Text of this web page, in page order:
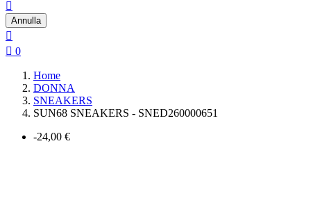

Annulla

 0
Home
DONNA
SNEAKERS
SUN68 SNEAKERS - SNED260000651
-24,00 €